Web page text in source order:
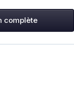
complète